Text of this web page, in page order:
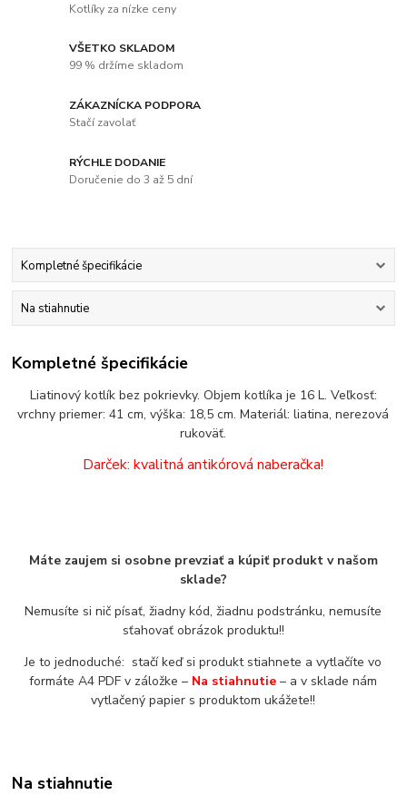
Kotlíky za nízke ceny
VŠETKO SKLADOM
99 % držíme skladom
ZÁKAZNÍCKA PODPORA
Stačí zavolať
RÝCHLE DODANIE
Doručenie do 3 až 5 dní
Kompletné špecifikácie
Na stiahnutie
Kompletné špecifikácie
Liatinový kotlík bez pokrievky. Objem kotlíka je 16 L. Veľkosť:
vrchny priemer: 41 cm, výška: 18,5 cm. Materiál: liatina, nerezová
rukoväť.
Darček: kvalitná antikórová naberačka!
Máte zaujem si osobne prevziať a kúpiť produkt v našom
sklade?
Nemusíte si nič písať, žiadny kód, žiadnu podstránku, nemusíte
sťahovať obrázok produktu!!
Je to jednoduché: stačí keď si produkt stiahnete a vytlačíte vo
formáte A4 PDF v záložke – Na stiahnutie – a v sklade nám
vytlačený papier s produktom ukážete!!
Na stiahnutie